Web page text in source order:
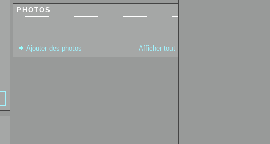
PHOTOS
Ajouter des photos Afficher tout